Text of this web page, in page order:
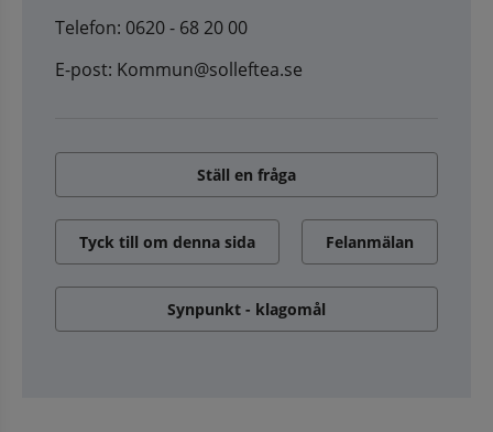
Telefon: 0620 - 68 20 00
E-post: Kommun@solleftea.se
Ställ en fråga
Tyck till om denna sida Felanmälan
Synpunkt - klagomål